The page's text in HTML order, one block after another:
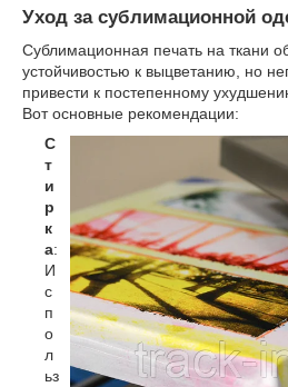
Уход за сублимационной
Сублимационная печать на ткани
устойчивостью к выцветанию, но
привести к постепенному
Вот основные рекомендации:
С
т
и
р
к
а:
И
с
п
о
л
ьз